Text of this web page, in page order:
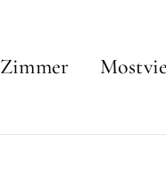
Zimmer